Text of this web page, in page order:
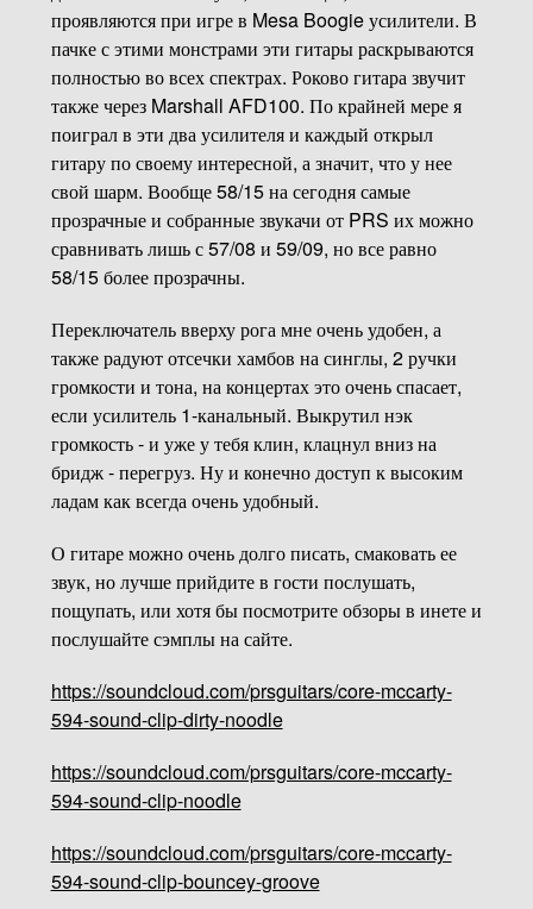
проявляются при игре в Mesa Boogie усилители. В
пачке с этими монстрами эти гитары раскрываются
полностью во всех спектрах. Роково гитара звучит
также через Marshall AFD100. По крайней мере я
поиграл в эти два усилителя и каждый открыл
гитару по своему интересной, а значит, что у нее
свой шарм. Вообще 58/15 на сегодня самые
прозрачные и собранные звукачи от PRS их можно
сравнивать лишь с 57/08 и 59/09, но все равно
58/15 более прозрачны.
Переключатель вверху рога мне очень удобен, а
также радуют отсечки хамбов на синглы, 2 ручки
громкости и тона, на концертах это очень спасает,
если усилитель 1-канальный. Выкрутил нэк
громкость - и уже у тебя клин, клацнул вниз на
бридж - перегруз. Ну и конечно доступ к высоким
ладам как всегда очень удобный.
О гитаре можно очень долго писать, смаковать ее
звук, но лучше прийдите в гости послушать,
пощупать, или хотя бы посмотрите обзоры в инете и
послушайте сэмплы на сайте.
https://soundcloud.com/prsguitars/core-mccarty-
594-sound-clip-dirty-noodle
https://soundcloud.com/prsguitars/core-mccarty-
594-sound-clip-noodle
https://soundcloud.com/prsguitars/core-mccarty-
594-sound-clip-bouncey-groove